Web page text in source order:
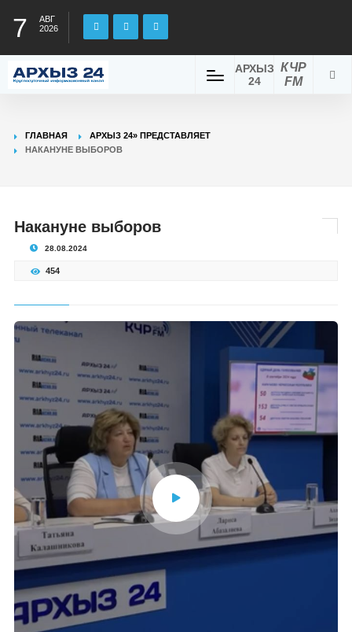
7
АВГ
2026
КЧР
FM
АРХЫЗ
24
ГЛАВНАЯ
АРХЫЗ 24» ПРЕДСТАВЛЯЕТ
НАКАНУНЕ ВЫБОРОВ
Накануне выборов
28.08.2024
454